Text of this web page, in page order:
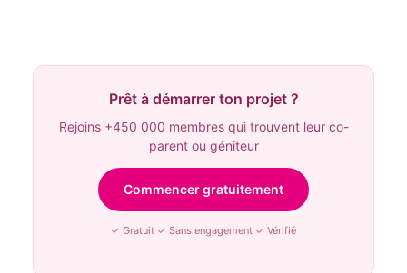
Prêt à démarrer ton projet ?
Rejoins +450 000 membres qui trouvent leur co-
parent ou géniteur
Commencer gratuitement
✓ Gratuit ✓ Sans engagement ✓ Vérifié